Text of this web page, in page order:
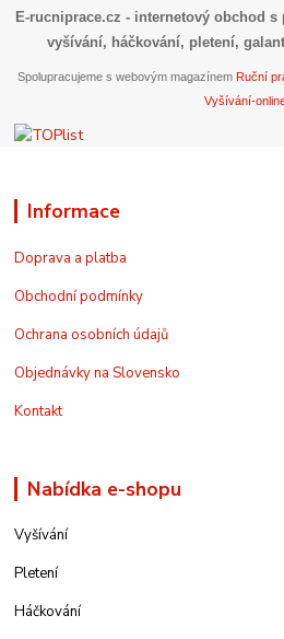
E-rucniprace.cz - internetový obchod s
vyšívání, háčkování, pletení,
Spolupracujeme s webovým magazínem Ruční
Vyšívání-
Informace
Doprava a platba
Obchodní podmínky
Ochrana osobních údajů
Objednávky na Slovensko
Kontakt
Nabídka e-shopu
Vyšívání
Pletení
Háčkování